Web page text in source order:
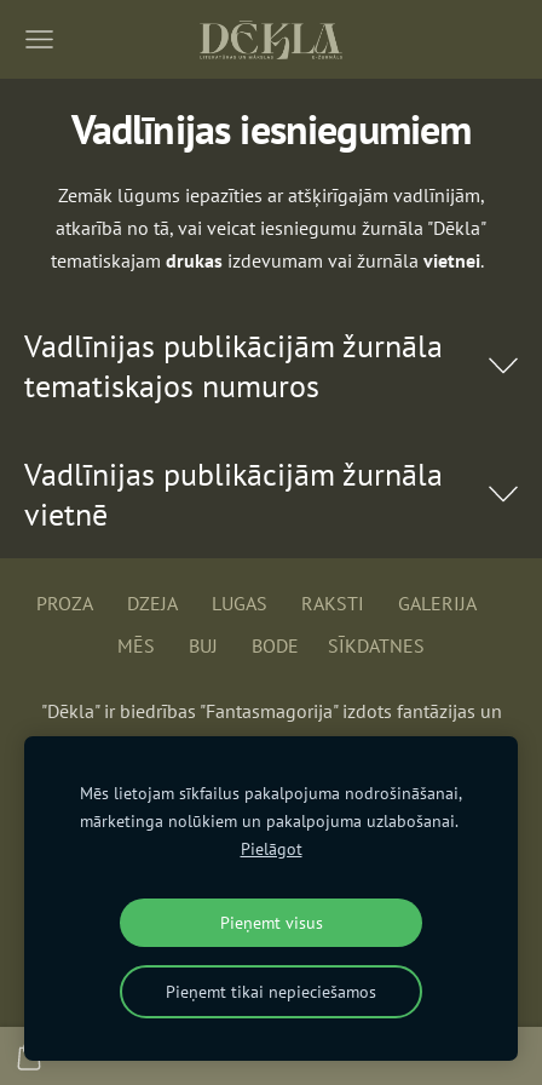
Vadlīnijas iesniegumiem
Zemāk lūgums iepazīties ar atšķirīgajām vadlīnijām,
atkarībā no tā, vai veicat iesniegumu žurnāla "Dēkla"
tematiskajam drukas izdevumam vai žurnāla vietnei.
Vadlīnijas publikācijām žurnāla
tematiskajos numuros
Vadlīnijas publikācijām žurnāla
vietnē
PROZA DZEJA LUGAS RAKSTI
GALERIJA
MĒS
BUJ BODE SĪKDATNES
"Dēkla" ir biedrības "Fantasmagorija" izdots fantāzijas un
fantastikas literatūras un mākslas žurnāls.
Mēs lietojam sīkfailus pakalpojuma nodrošināšanai,
mārketinga nolūkiem un pakalpojuma uzlabošanai.
Pielāgot
Pieņemt visus
Pieņemt tikai nepieciešamos